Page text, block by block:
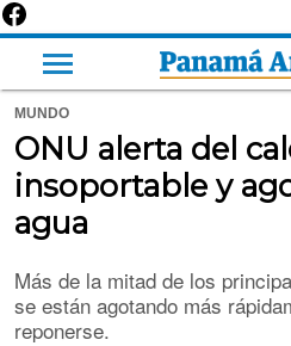
MUNDO
ONU alerta del
insoportable y
agua
Más de la mitad de los
se están agotando más
reponerse.